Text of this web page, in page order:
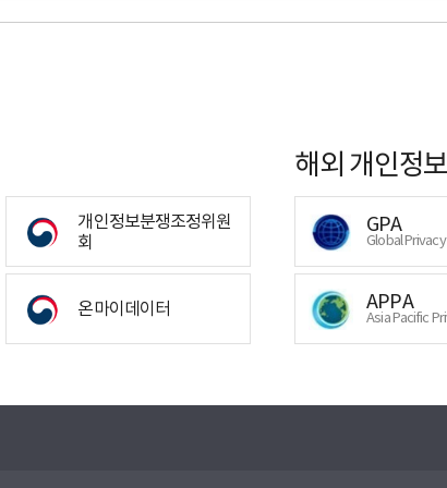
개인정보분쟁조정위원
회
온마이데이터
해외 개인정
GPA
Global
APPA
Asia Pacific